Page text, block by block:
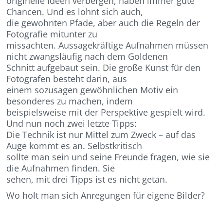
Chancen. Und es lohnt sich auch,
die gewohnten Pfade, aber auch die Regeln der
Fotografie mitunter zu
missachten. Aussagekräftige Aufnahmen müssen
nicht zwangsläufig nach dem Goldenen
Schnitt aufgebaut sein. Die große Kunst für den
Fotografen besteht darin, aus
einem sozusagen gewöhnlichen Motiv ein
besonderes zu machen, indem
beispielsweise mit der Perspektive gespielt wird.
Und nun noch zwei letzte Tipps:
Die Technik ist nur Mittel zum Zweck – auf das
Auge kommt es an. Selbstkritisch
sollte man sein und seine Freunde fragen, wie sie
die Aufnahmen finden. Sie
sehen, mit drei Tipps ist es nicht getan.
Wo holt man sich Anregungen für eigene Bilder?